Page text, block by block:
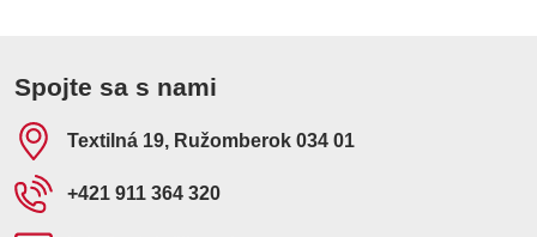
Spojte sa s nami
Textilná 19, Ružomberok 034 01
+421 911 364 320